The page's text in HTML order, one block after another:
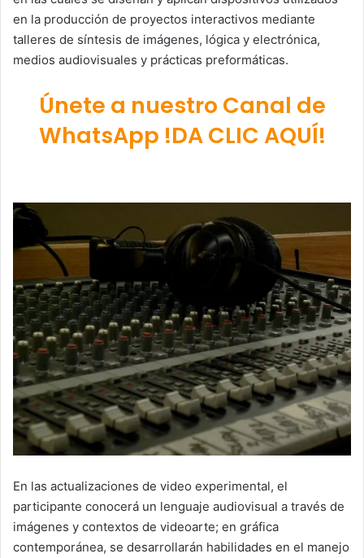
en la producción de proyectos interactivos mediante
talleres de síntesis de imágenes, lógica y electrónica,
medios audiovisuales y prácticas preformáticas.
Únete a nuestro Canal de
WhatsApp !DA CLIC AQUÍ!
En las actualizaciones de video experimental, el
participante conocerá un lenguaje audiovisual a través de
imágenes y contextos de videoarte; en gráfica
contemporánea, se desarrollarán habilidades en el manejo